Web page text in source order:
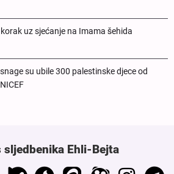
uz sjećanje na Imama šehida
su ubile 300 palestinske djece od
sljedbenika Ehli-Bejta